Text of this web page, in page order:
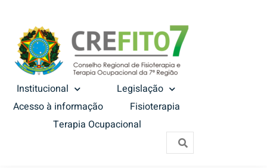
Institucional
Legislação
Acesso à informação
Fisioterapia
Terapia Ocupacional